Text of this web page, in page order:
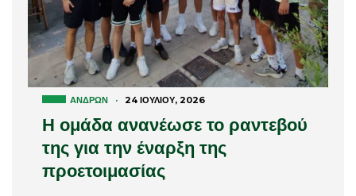
ΑΝΔΡΏΝ · 24 ΙΟΥΛΊΟΥ, 2026
Η ομάδα ανανέωσε το ραντεβού
της για την έναρξη της
προετοιμασίας